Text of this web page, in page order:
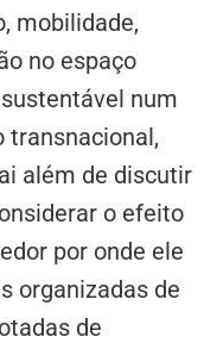
mobilidade,
no espaço
num
transnacional,
além de discutir
o efeito
por onde ele
organizadas de
de